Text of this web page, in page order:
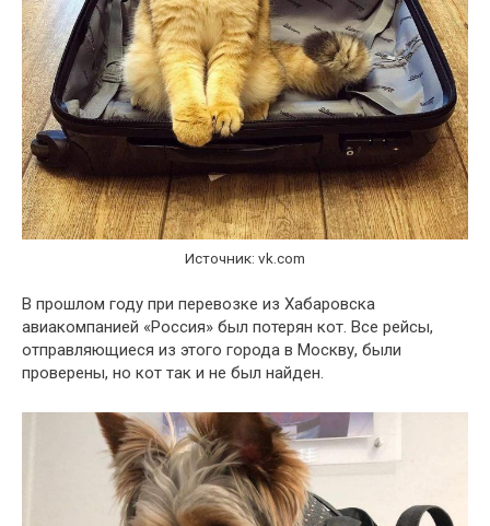
Источник: vk.com
В прошлом году при перевозке из Хабаровска
авиакомпанией «Россия» был потерян кот. Все рейсы,
отправляющиеся из этого города в Москву, были
проверены, но кот так и не был найден.